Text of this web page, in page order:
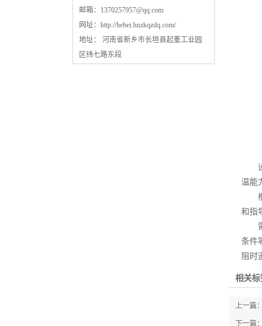
邮箱： 1370257957@qq.com
网址： http://hebei.hnzkqzdq.com/
地址： 河南省新乡市长垣县起重工业园
区纬七路东段
设
温能
根
和指
需
条件
阻时
相关标
上一篇：
下一篇：